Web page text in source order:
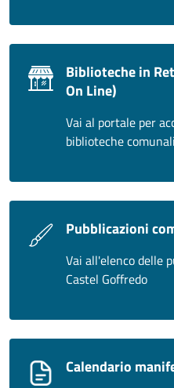
Biblioteche in
On Line)
Vai al portale per
biblioteche
Pubblicazioni
Vai all'elenco delle
Castel Goffredo
Calendario